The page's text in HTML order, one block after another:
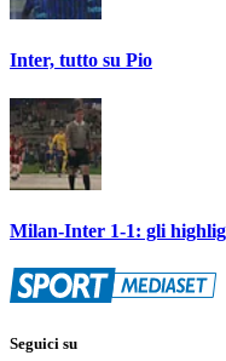
Inter, tutto su Pio
Milan-Inter 1-1: gli
Seguici su